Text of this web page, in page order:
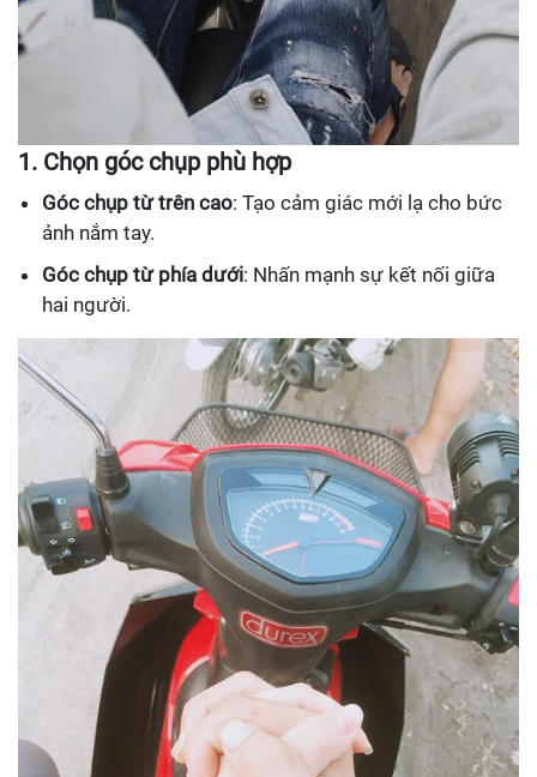
1. Chọn góc chụp phù hợp
Góc chụp từ trên cao: Tạo cảm giác mới lạ cho bức
ảnh nắm tay.
Góc chụp từ phía dưới: Nhấn mạnh sự kết nối giữa
hai người.